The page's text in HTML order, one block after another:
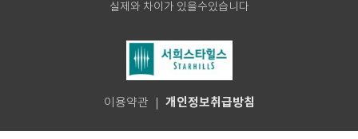
실제와 차이가 있을수있습니다
이용약관 개인정보취급방침